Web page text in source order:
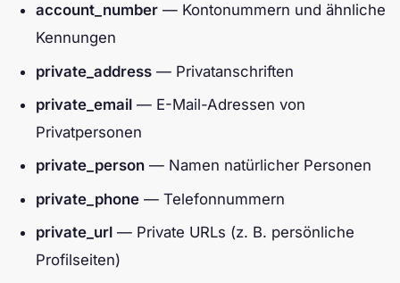
account_number — Kontonummern und ähnliche
Kennungen
private_address — Privatanschriften
private_email — E-Mail-Adressen von
Privatpersonen
private_person — Namen natürlicher Personen
private_phone — Telefonnummern
private_url — Private URLs (z. B. persönliche
Profilseiten)